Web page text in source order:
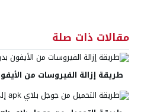
مقالات ذات صلة
طريقة إزالة الفيروسات من